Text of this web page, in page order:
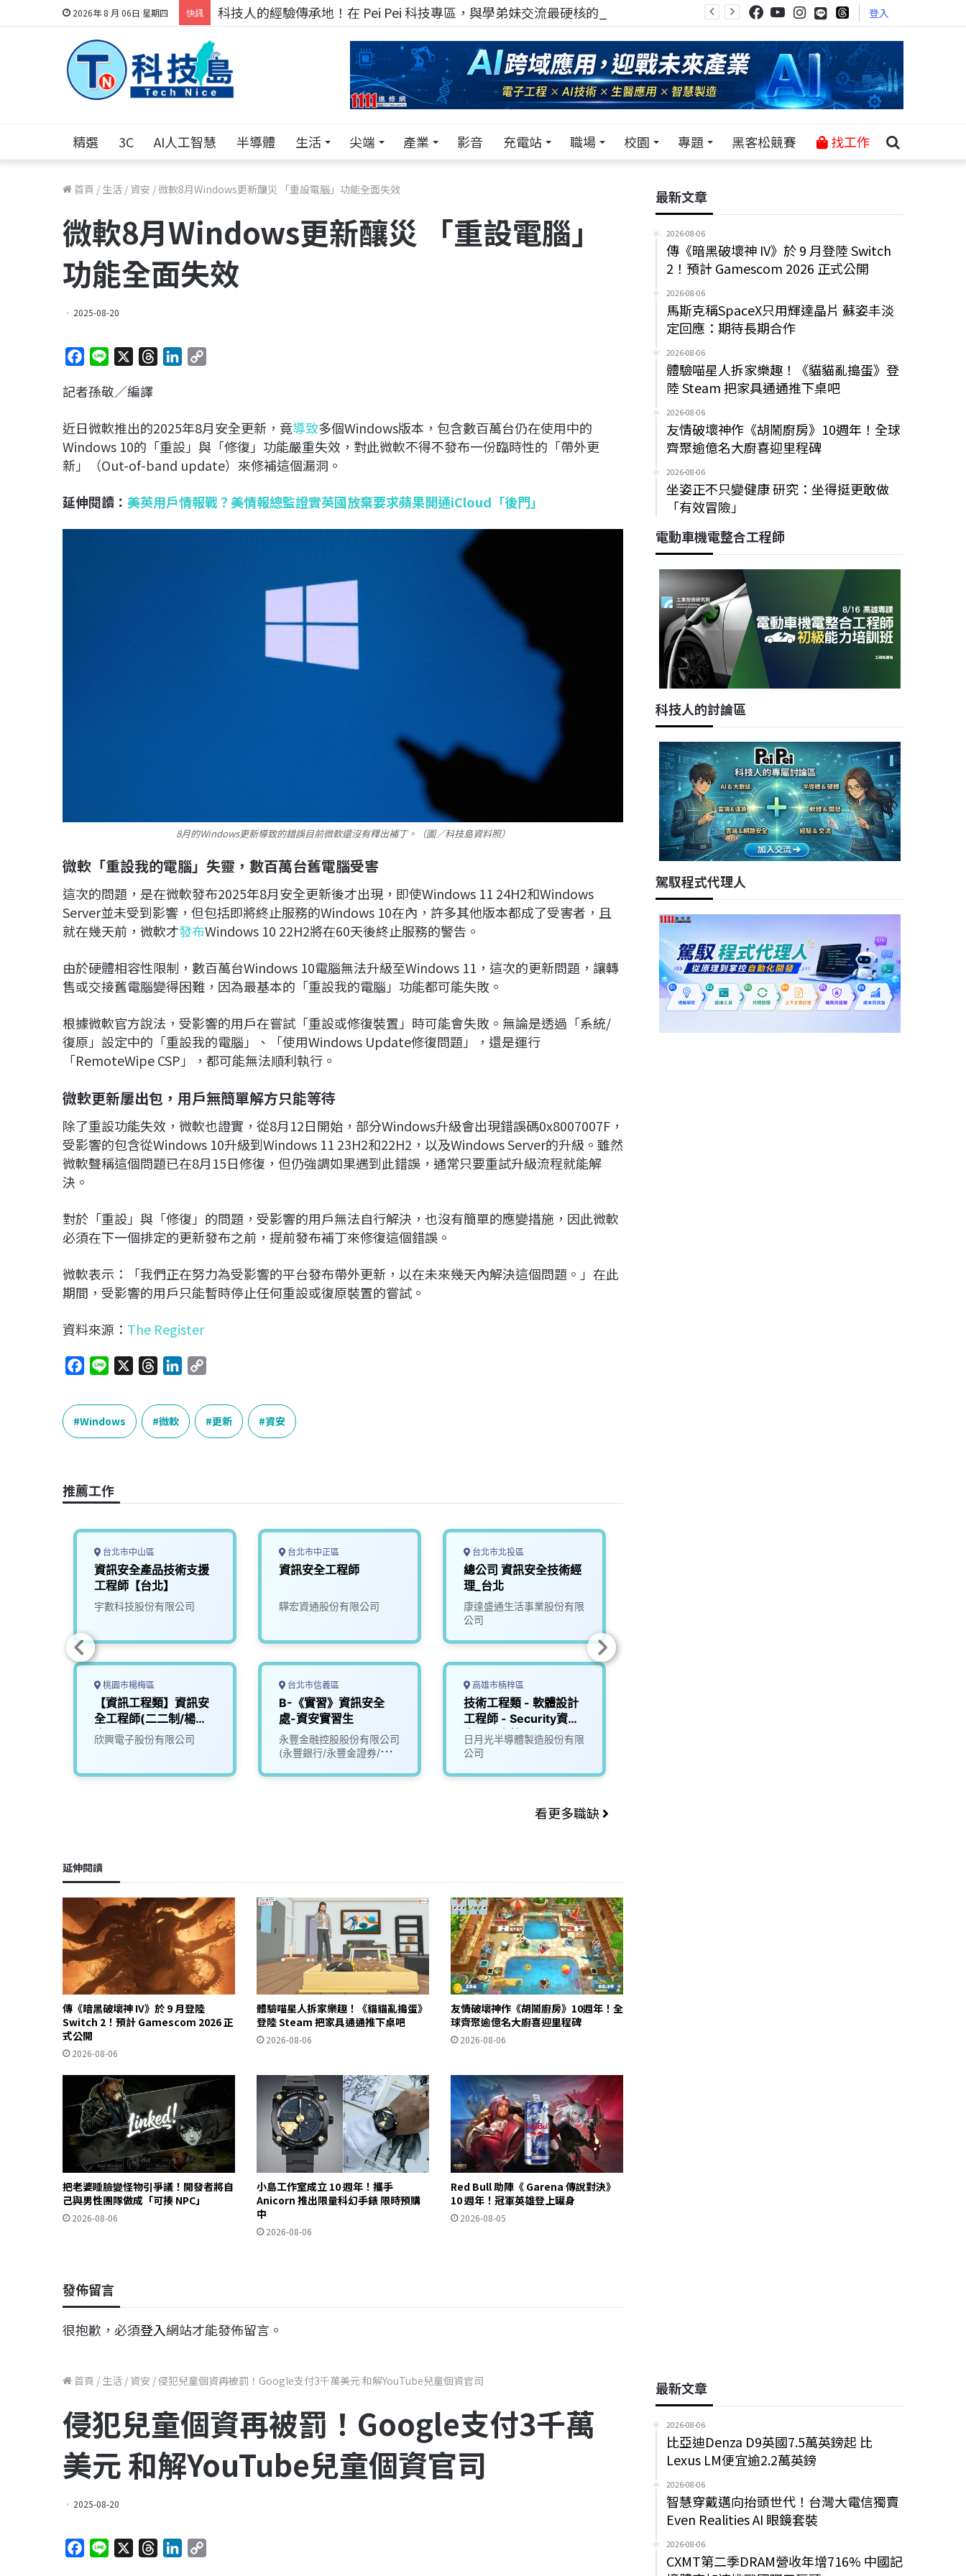
2026年 8 月 06日 星期四 快訊 科技人的經驗傳承地！在 Pei Pei 科技專區，與學弟妹交流最硬核的技術 登入
精選 3C AI人工智慧 半導體 生活 尖端 產業 影音 充電站 職場 校園 專題 黑客松競賽 找工作
首頁 / 生活 / 資安 /微軟8月Windows更新釀災 「重設電腦」功能全面失效
微軟8月Windows更新釀災 「重設電腦」
功能全面失效
2025-08-20
c
b
o
n
a
d
s
e
d
I
L
i
n
記者孫敬／編譯
近日微軟推出的2025年8月安全更新，竟導致多個Windows版本，包含數百萬台仍在使用中的
Windows 10的「重設」與「修復」功能嚴重失效，對此微軟不得不發布一份臨時性的「帶外更
新」（Out-of-band update）來修補這個漏洞。
延伸閱讀： 美英用戶情報戰？美情報總監證實英國放棄要求蘋果開通iCloud「後門」
8月的Windows更新導致的錯誤目前微軟還沒有釋出補丁。（圖／科技島資料照）
微軟「重設我的電腦」失靈，數百萬台舊電腦受害
這次的問題，是在微軟發布2025年8月安全更新後才出現，即使Windows 11 24H2和Windows
Server並未受到影響，但包括即將終止服務的Windows 10在內，許多其他版本都成了受害者，且
就在幾天前，微軟才發布Windows 10 22H2將在60天後終止服務的警告。
由於硬體相容性限制，數百萬台Windows 10電腦無法升級至Windows 11，這次的更新問題，讓轉
售或交接舊電腦變得困難，因為最基本的「重設我的電腦」功能都可能失敗。
根據微軟官方說法，受影響的用戶在嘗試「重設或修復裝置」時可能會失敗。無論是透過「系統/
復原」設定中的「重設我的電腦」、「使用Windows Update修復問題」，還是運行
「RemoteWipe CSP」，都可能無法順利執行。
微軟更新屢出包，用戶無簡單解方只能等待
除了重設功能失效，微軟也證實，從8月12日開始，部分Windows升級會出現錯誤碼0x8007007F，
受影響的包含從Windows 10升級到Windows 11 23H2和22H2，以及Windows Server的升級。雖然
微軟聲稱這個問題已在8月15日修復，但仍強調如果遇到此錯誤，通常只要重試升級流程就能解
決。
對於「重設」與「修復」的問題，受影響的用戶無法自行解決，也沒有簡單的應變措施，因此微軟
必須在下一個排定的更新發布之前，提前發布補丁來修復這個錯誤。
微軟表示：「我們正在努力為受影響的平台發布帶外更新，以在未來幾天內解決這個問題。」在此
期間，受影響的用戶只能暫時停止任何重設或復原裝置的嘗試。
資料來源： The Register
c
e
b
k
n
e
r
e
a
n
k
e
p
y
L
Windows 微軟 更新 資安
推薦工作
台北市中山區
資訊安全產品技術支援
工程師【台北】
宇數科技股份有限公司
桃園市楊梅區
【資訊工程類】資訊安
全工程師(二二制/楊梅
廠區)
欣興電子股份有限公司
台北市中正區
資訊安全工程師
驊宏資通股份有限公司
台北市信義區
B-《實習》資訊安全
處-資安實習生
永豐金融控股股份有限公司
(永豐銀行/永豐金證券/永豐
台北市北投區
總公司 資訊安全技術經
理_台北
康達盛通生活事業股份有限
公司
高雄市楠梓區
技術工程類 - 軟體設計
工程師 - Security資訊
安全【高雄】
日月光半導體製造股份有限
公司
看更多職缺
延伸閱讀
傳《暗黑破壞神 IV》於 9 月登陸
Switch 2！預計 Gamescom 2026 正
式公開
2026-08-06
體驗喵星人拆家樂趣！《貓貓亂搗蛋》
登陸 Steam 把家具通通推下桌吧
2026-08-06
友情破壞神作《胡鬧廚房》10週年！全
球齊聚逾億名大廚喜迎里程碑
2026-08-06
把老婆睡臉變怪物引爭議！開發者將自
己與男性團隊做成「可揍 NPC」
2026-08-06
小島工作室成立 10 週年！攜手
Anicorn 推出限量科幻手錶 限時預購
中
2026-08-06
Red Bull 助陣《 Garena 傳說對決》
10 週年！冠軍英雄登上罐身
2026-08-05
發佈留言
很抱歉，必須登入網站才能發佈留言。
最新文章
2026-08-06
傳《暗黑破壞神 IV》於 9 月登陸 Switch
2！預計 Gamescom 2026 正式公開
2026-08-06
馬斯克稱SpaceX只用輝達晶片 蘇姿丰淡
定回應：期待長期合作
2026-08-06
體驗喵星人拆家樂趣！《貓貓亂搗蛋》登
陸 Steam 把家具通通推下桌吧
2026-08-06
友情破壞神作《胡鬧廚房》10週年！全球
齊聚逾億名大廚喜迎里程碑
2026-08-06
坐姿正不只變健康 研究：坐得挺更敢做
「有效冒險」
電動車機電整合工程師
科技人的討論區
駕馭程式代理人